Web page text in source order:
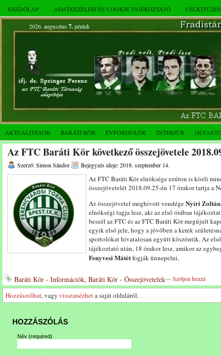
KEZDŐLAP ADATKEZELÉSI ÉS COOKIE TÁJÉKOZTATÓ
2026. augusztus 7.péntek
AKTUALITÁSOK BARÁTI KÖR ÉVFORDULÓK INTERJÚK
Az FTC Baráti Kör következő összejövetele
Szerző: Simon Sándor Bejegyzés ideje: 2018. szeptember 14.
Az FTC Baráti Kör elnöksége ezúton is közli
összejövetelét 2018.09.25-én 17 órakor tartja a
Az összejövetel meghívott vendégeNyíri Zoltán
elnökségi tagja lesz, aki az első órában
beszél az FTC és az FTC Baráti Kör megújult
egyik első jele, hogy a jövőben a kerek
sportolókat hivatalosan együtt köszöntik. Az
tájékoztató után, 18 órakor lesz, amikor az
Fenyvesi Mátétfogják ünnepelni.
Baráti Kör - Információk, Baráti Kör - Összejövetelek---Szóljon hozzá
Hozzászólhat, vagy visszanézheta saját oldaláról.
HOZZÁSZÓLÁS
Név (required)